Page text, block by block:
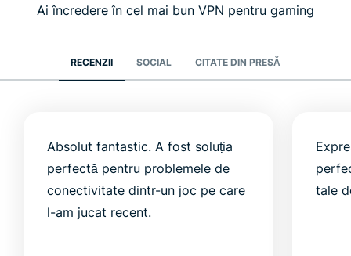
Ai încredere în cel mai bun VPN pentru gaming
RECENZII SOCIAL CITATE DIN PRESĂ
Absolut fantastic. A fost soluția
perfectă pentru problemele de
conectivitate dintr-un joc pe care
l-am jucat recent.
tale